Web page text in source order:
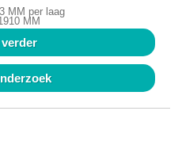
MM per laag
MM
verder